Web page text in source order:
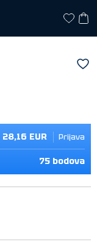
28,16 EUR Prijava
75 bodova